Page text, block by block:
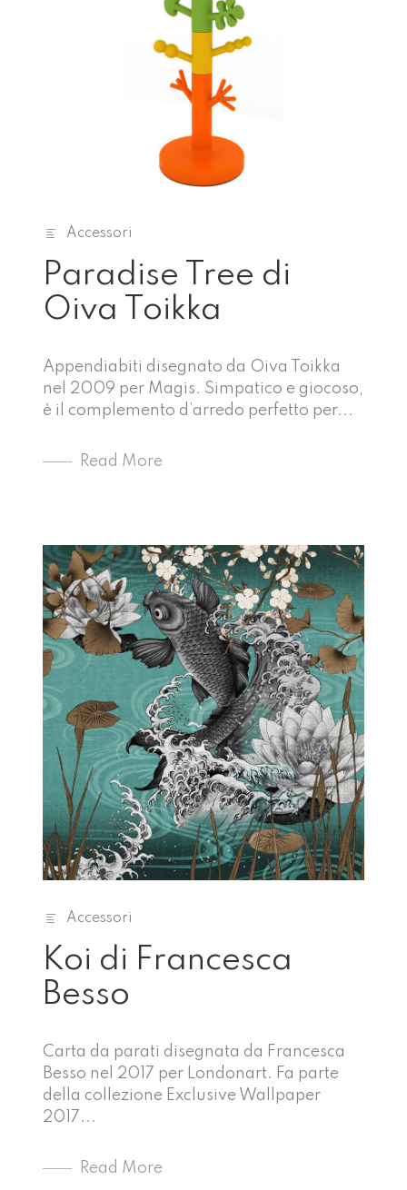
Accessori
Paradise Tree di
Oiva Toikka
Appendiabiti disegnato da Oiva Toikka
nel 2009 per Magis. Simpatico e giocoso,
è il complemento d’arredo perfetto per...
Read More
Accessori
Koi di Francesca
Besso
Carta da parati disegnata da Francesca
Besso nel 2017 per Londonart. Fa parte
della collezione Exclusive Wallpaper
2017...
Read More